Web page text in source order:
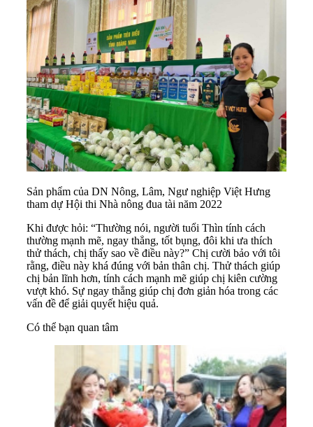
Sản phẩm của DN Nông, Lâm, Ngư nghiệp Việt Hưng
tham dự Hội thi Nhà nông đua tài năm 2022
Khi được hỏi: “Thường nói, người tuổi Thìn tính cách
thường mạnh mẽ, ngay thẳng, tốt bụng, đôi khi ưa thích
thử thách, chị thấy sao về điều này?” Chị cười bảo với tôi
rằng, điều này khá đúng với bản thân chị. Thử thách giúp
chị bản lĩnh hơn, tính cách mạnh mẽ giúp chị kiên cường
vượt khó. Sự ngay thẳng giúp chị đơn giản hóa trong các
vấn đề để giải quyết hiệu quả.
Có thể bạn quan tâm